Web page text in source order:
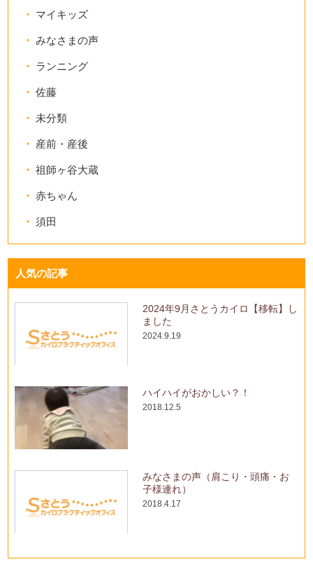
マイキッズ
みなさまの声
ランニング
佐藤
未分類
産前・産後
祖師ヶ谷大蔵
赤ちゃん
須田
人気の記事
2024年9月さとうカイロ【移転】し
ました
2024.9.19
ハイハイがおかしい？！
2018.12.5
みなさまの声（肩こり・頭痛・お
子様連れ）
2018.4.17